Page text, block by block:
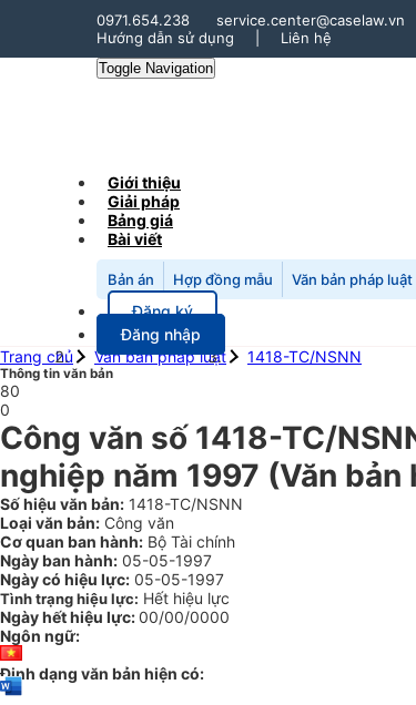
0971.654.238
service.center@caselaw.vn
Hướng dẫn sử dụng
Liên hệ
Toggle Navigation
Giới thiệu
Giải pháp
Bảng giá
Bài viết
Bản án Hợp đồng mẫu Văn bản pháp luật
Đăng ký
Đăng nhập
Trang chủ
Văn bản pháp luật 1418-TC/NSNN
Thông tin văn bản
80
0
Công văn số 1418-TC/
nghiệp năm 1997 (Văn
Số hiệu văn bản: 1418-TC/NSNN
Loại văn bản: Công văn
Cơ quan ban hành: Bộ Tài chính
Ngày ban hành: 05-05-1997
Ngày có hiệu lực: 05-05-1997
Tình trạng hiệu lực: Hết hiệu lực
Ngày hết hiệu lực:00/00/0000
Ngôn ngữ:
Định dạng văn bản hiện có: